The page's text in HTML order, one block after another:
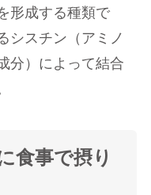
形成する種類で
シスチン（アミノ
分）によって結合
食事で摂り